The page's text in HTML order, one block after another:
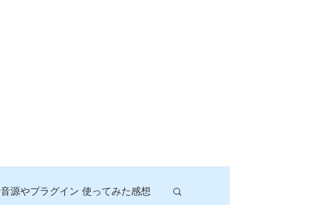
音源やプラグイン 使ってみた感想